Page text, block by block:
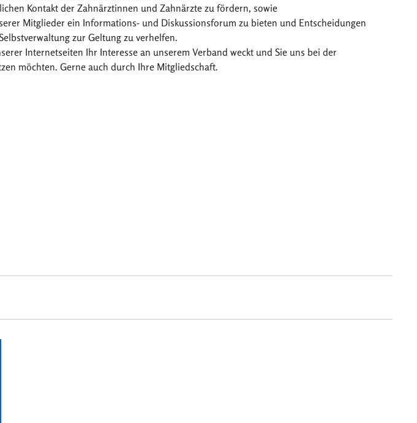
Kontakt der Zahnärztinnen und Zahnärzte zu fördern, sowie
Mitglieder ein Informations- und Diskussionsforum zu bieten und Entscheidungen
zur Geltung zu verhelfen.
Internetseiten Ihr Interesse an unserem Verband weckt und Sie uns bei der
möchten. Gerne auch durch Ihre Mitgliedschaft.